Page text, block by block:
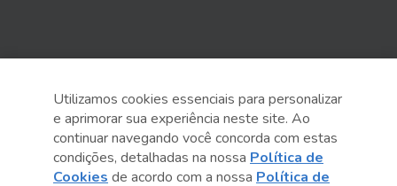
Serviço Social do Comércio
Administração Regional no Estado de São Paulo
Utilizamos cookies essenciais para personalizar
e aprimorar sua experiência neste site. Ao
continuar navegando você concorda com estas
condições, detalhadas na nossa Política de
Cookies de acordo com a nossa Política de